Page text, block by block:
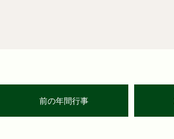
前の年間行事